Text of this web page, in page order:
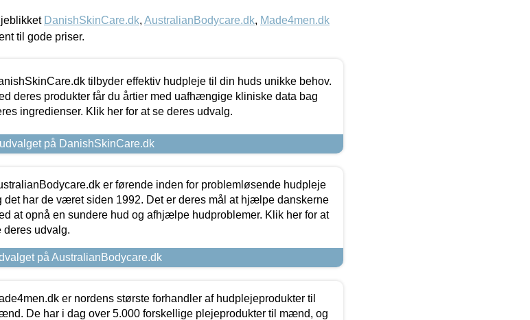
DanishSkinCare.dk, AustralianBodycare.dk, Made4men.dk
til gode priser.
tilbyder effektiv hudpleje til din huds unikke behov.
deres produkter får du årtier med uafhængige kliniske data bag
ingredienser. Klik her for at se deres udvalg.
på DanishSkinCare.dk
er førende inden for problemløsende hudpleje
det har de været siden 1992. Det er deres mål at hjælpe danskerne
at opnå en sundere hud og afhjælpe hudproblemer. Klik her for at
deres udvalg.
på AustralianBodycare.dk
er nordens største forhandler af hudplejeprodukter til
De har i dag over 5.000 forskellige plejeprodukter til mænd, og